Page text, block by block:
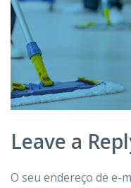
Leave a
O seu endereço de e-